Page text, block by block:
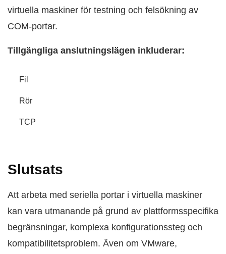
virtuella maskiner för testning och felsökning av
COM-portar.
Tillgängliga anslutningslägen inkluderar:
Fil
Rör
TCP
Slutsats
Att arbeta med seriella portar i virtuella maskiner
kan vara utmanande på grund av plattformsspecifika
begränsningar, komplexa konfigurationssteg och
kompatibilitetsproblem. Även om VMware,